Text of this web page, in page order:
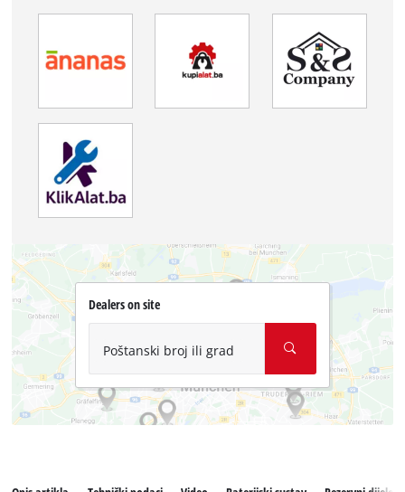
Dealers on site
Poštanski broj ili grad